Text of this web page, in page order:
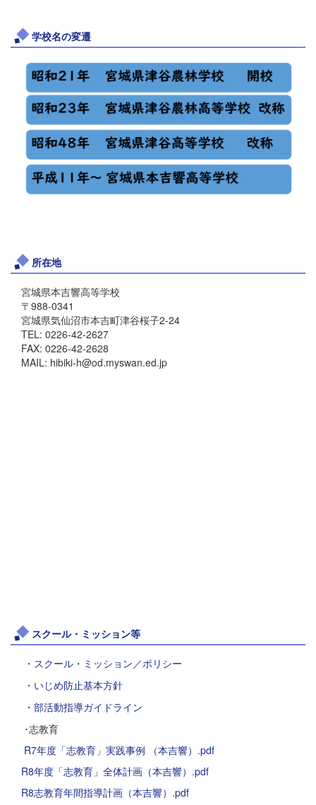
学校名の変遷
所在地
宮城県本吉響高等学校
〒988-0341
宮城県気仙沼市本吉町津谷桜子2-24
TEL: 0226-42-2627
FAX: 0226-42-2628
MAIL: hibiki-h@od.myswan.ed.jp
スクール・ミッション等
・ スクール・ミッション／ポリシー
・ いじめ防止基本方針
・ 部活動指導ガイドライン
･志教育
R7年度「志教育」実践事例 （本吉響）.pdf
R8年度「志教育」全体計画（本吉響）.pdf
R8志教育年間指導計画（本吉響）.pdf